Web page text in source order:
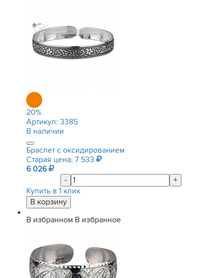
20%
Артикул: 3385
В наличии
Браслет с оксидированием
Старая цена: 7 533
6 026
-
+
Купить в 1 клик
В избранном В избранное